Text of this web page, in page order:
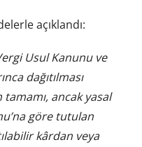
açıklandı:
Usul Kanunu ve
dağıtılması
ancak yasal
göre tutulan
kârdan veya